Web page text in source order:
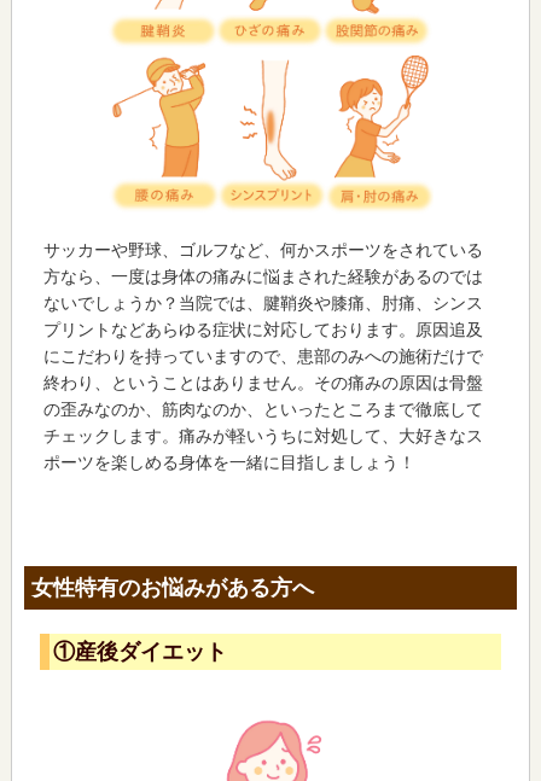
サッカーや野球、ゴルフなど、何かスポーツをされている
方なら、一度は身体の痛みに悩まされた経験があるのでは
ないでしょうか？当院では、腱鞘炎や膝痛、肘痛、シンス
プリントなどあらゆる症状に対応しております。原因追及
にこだわりを持っていますので、患部のみへの施術だけで
終わり、ということはありません。その痛みの原因は骨盤
の歪みなのか、筋肉なのか、といったところまで徹底して
チェックします。痛みが軽いうちに対処して、大好きなス
ポーツを楽しめる身体を一緒に目指しましょう！
女性特有のお悩みがある方へ
①産後ダイエット